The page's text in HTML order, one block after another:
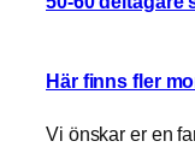
Här finns fler
Vi önskar er en